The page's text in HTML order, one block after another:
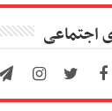
اجتماعی